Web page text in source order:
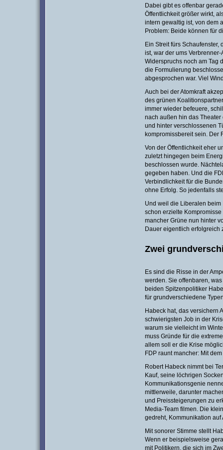
Dabei gibt es offenbar
Öffentlichkeit größer wirkt,
intern gewaltig ist, von dem
Problem: Beide können für
Ein Streit fürs
ist, war der ums
Widerspruchs noch am Tag
die Formulierung
abgesprochen war. Viel
Auch bei der Atomkraft
des grünen
immer wieder befeuere,
nach außen hin das
und hinter verschlossenen
kompromissbereit sein. Der
Von der Öffentlichkeit eher
zuletzt hingegen beim
beschlossen wurde.
gegeben haben. Und die
Verbindlichkeit für die
ohne Erfolg. So jedenfalls
Und weil die Liberalen
schon erzielte
mancher Grüne nun hinter
Dauer eigentlich erfolgreich
Zwei
Es sind die Risse in der
werden. Sie offenbaren,
beiden Spitzenpolitiker
für grundverschiedene
Habeck hat, das versichern
schwierigsten Job in der
warum sie vielleicht im
muss Gründe für die
allem soll er die Krise
FDP raunt mancher: Mit
Robert Habeck nimmt bei
Kauf, seine löchrigen
Kommunikationsgenie
mittlerweile, darunter
und Preissteigerungen zu
Media-Team filmen. Die
gedreht, Kommunikation
Mit sonorer Stimme stellt
Wenn er beispielsweise
mit Politikern, die sich im